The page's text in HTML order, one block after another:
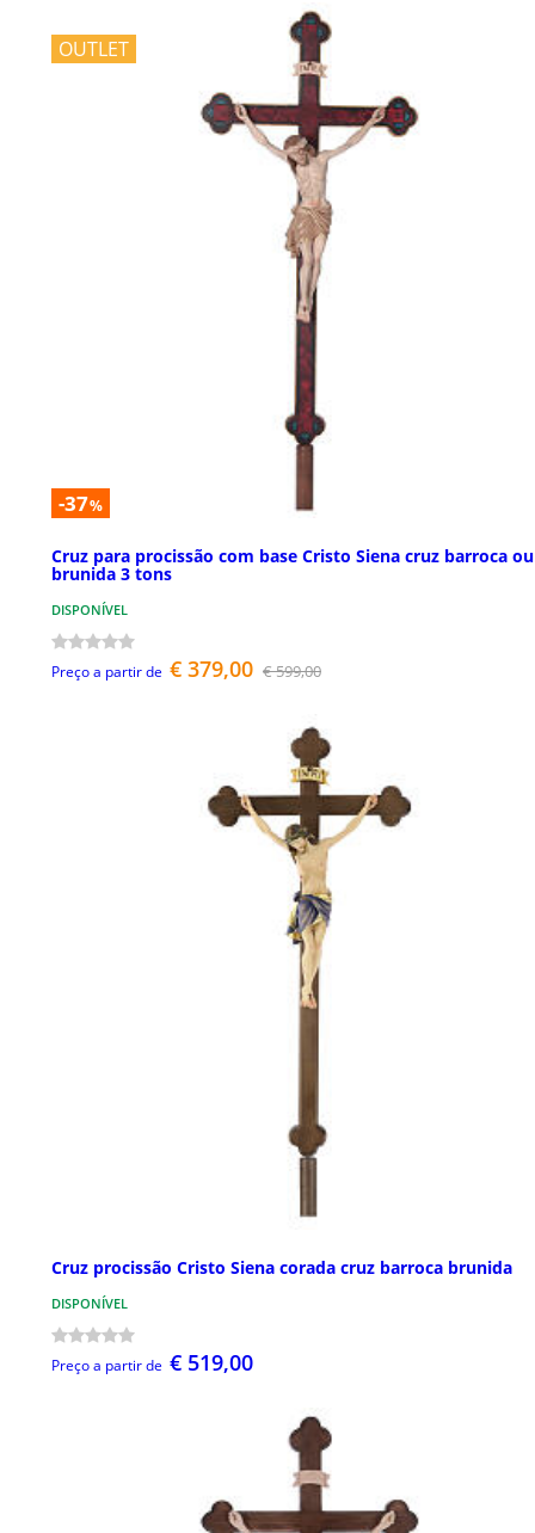
OUTLET
-37%
Cruz para procissão com base Cristo Siena cruz barroca
brunida 3 tons
DISPONÍVEL
Preço a partir de € 379,00 € 599,00
Cruz procissão Cristo Siena corada cruz barroca brunida
DISPONÍVEL
Preço a partir de € 519,00